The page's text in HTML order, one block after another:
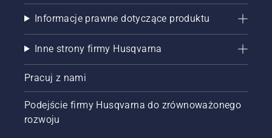
Informacje prawne dotyczące produktu
Inne strony firmy Husqvarna
Pracuj z nami
Podejście firmy Husqvarna do zrównoważonego
rozwoju